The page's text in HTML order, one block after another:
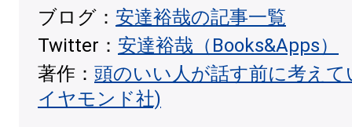
ブログ： 安達裕哉の記事一覧
Twitter： 安達裕哉（Books&Apps）
著作： 頭のいい人が話す前に考え
イヤモンド社)